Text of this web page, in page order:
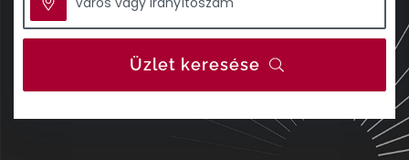
Üzlet keresése